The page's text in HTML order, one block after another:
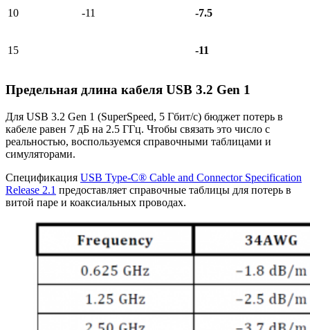
10 -11 -7.5
15 -11
Предельная длина кабеля USB 3.2 Gen 1
Для USB 3.2 Gen 1 (SuperSpeed, 5 Гбит/с) бюджет потерь в
кабеле равен 7 дБ на 2.5 ГГц. Чтобы связать это число с
реальностью, воспользуемся справочными таблицами и
симуляторами.
Спецификация USB Type-C® Cable and Connector Specification
Release 2.1 предоставляет справочные таблицы для потерь в
витой паре и коаксиальных проводах.